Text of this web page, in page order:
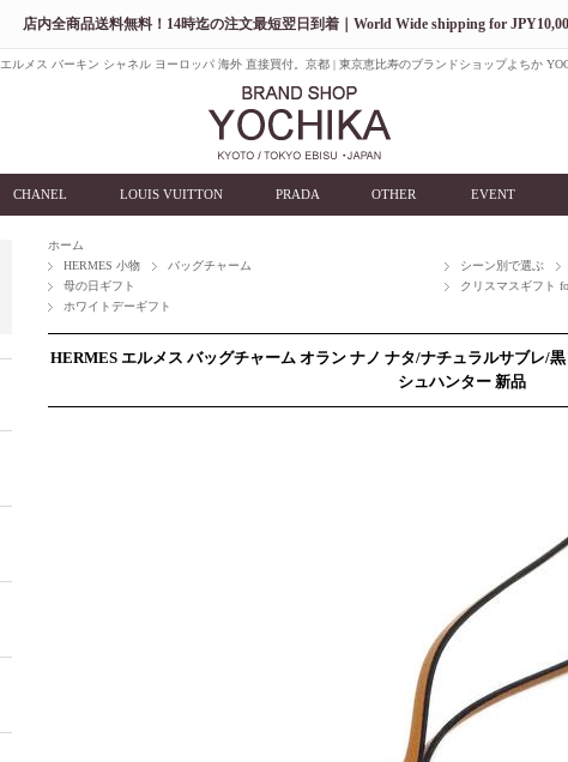
店内全商品送料無料！14時迄の注文最短翌日到着｜World Wide shipping for
エルメス バーキン シャネル ヨーロッパ 海外 直接買付。京都 | 東京恵比寿のブランドショップよちか
CHANEL LOUIS VUITTON PRADA OTHER EVENT
ホーム
HERMES 小物
バッグチャーム
シーン別で選ぶ
母の日ギフト
クリスマスギフト
ホワイトデーギフト
HERMES エルメス バッグチャーム オラン ナノ ナタ/ナチュラルサブレ/
シュハンター 新品